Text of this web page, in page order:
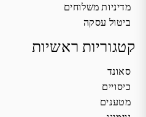
מדיניות משלוחים
ביטול עסקה
קטגוריות ראשיות
סאונד
כיסויים
מטענים